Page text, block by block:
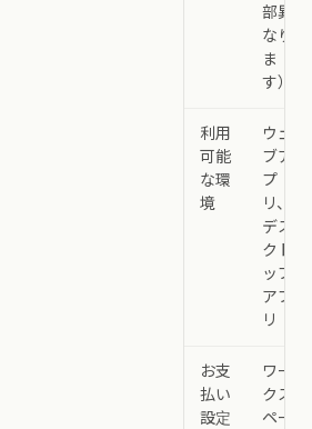
部異
なり
ま
す）
利用
可能
な環
境
ウェ
ブア
プ
リ、
デス
クト
ップ
アプ
リ
お支
払い
設定
ワー
クス
ペー